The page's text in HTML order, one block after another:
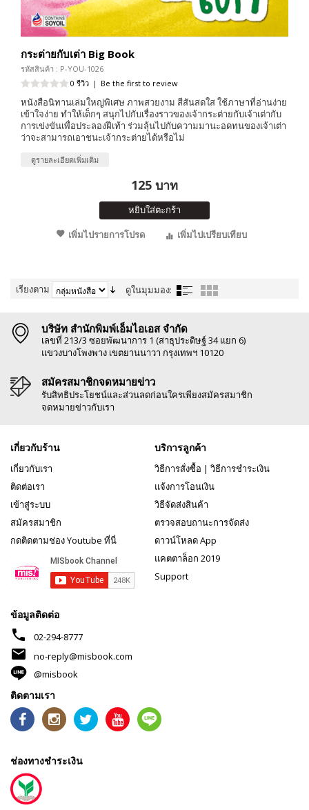
กระต่ายกับเต่า Big Book
รหัสสินค้า : P-YOU-1026
0 รีวิว | Be the first to review
หนังสือนิทานเล่มใหญ่พิเศษ ภาพสวยงาม สีสันสดใส ใช้ภาษาที่อ่านง่าย
เข้าใจง่าย ทำให้เด็กๆ สนุกไปกับเรื่องราวของเจ้ากระต่ายกับเจ้าเต่ากับ
การเข่งขันเพื่อประลองฝีเท้า ร่วมลุ้นไปกับความมานะอดทนของเจ้าเต่า
ว่าจะสามารถเอาชนะเจ้ากระต่ายได้หรือไม่
ดูรายละเอียดเพิ่มเติม
125 บาท
หยิบใส่ตะกร้า
เพิ่มไปรายการโปรด
เพิ่มไปเปรียบเทียบ
เรียงตาม ดูในมุมมอง:
บริษัท สำนักพิมพ์เอ็มไอเอส จำกัด
เลขที่ 213/3 ซอยพัฒนาการ 1 (สาธุประดิษฐ์ 34 แยก 6)
แขวงบางโพงพาง เขตยานนาวา กรุงเทพฯ 10120
สมัครสมาชิกจดหมายข่าว
รับสิทธิประโยชน์และส่วนลดก่อนใครเพียงสมัครสมาชิก
จดหมายข่าวกับเรา
เกี่ยวกับร้าน
เกี่ยวกับเรา
ติดต่อเรา
เข้าสู่ระบบ
สมัครสมาชิก
กดติดตามช่อง Youtube ที่นี่
บริการลูกค้า
วิธีการสั่งซื้อ | วิธีการชำระเงิน
แจ้งการโอนเงิน
วิธีจัดส่งสินค้า
ตรวจสอบถานะการจัดส่ง
ดาวน์โหลด App
แคตตาล็อก 2019
Support
ข้อมูลติดต่อ
phone 02-294-8777
mail
no-reply@misbook.com
@misbook
ติดตามเรา
ช่องทางชำระเงิน